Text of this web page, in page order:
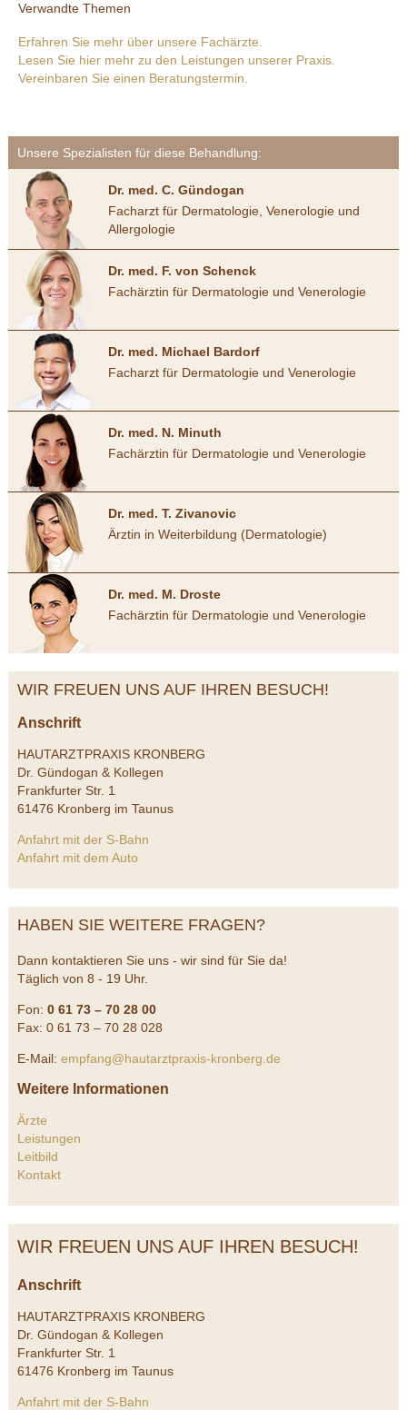
Verwandte Themen
Erfahren Sie mehr über unsere Fachärzte.
Lesen Sie hier mehr zu den Leistungen unserer Praxis.
Vereinbaren Sie einen Beratungstermin.
Unsere Spezialisten für diese Behandlung:
Dr. med. C. Gündogan
Facharzt für Dermatologie, Venerologie und
Allergologie
Dr. med. F. von Schenck
Fachärztin für Dermatologie und Venerologie
Dr. med. Michael Bardorf
Facharzt für Dermatologie und Venerologie
Dr. med. N. Minuth
Fachärztin für Dermatologie und Venerologie
Dr. med. T. Zivanovic
Ärztin in Weiterbildung (Dermatologie)
Dr. med. M. Droste
Fachärztin für Dermatologie und Venerologie
WIR FREUEN UNS AUF IHREN BESUCH!
Anschrift
HAUTARZTPRAXIS KRONBERG
Dr. Gündogan & Kollegen
Frankfurter Str. 1
61476 Kronberg im Taunus
Anfahrt mit der S-Bahn
Anfahrt mit dem Auto
HABEN SIE WEITERE FRAGEN?
Dann kontaktieren Sie uns - wir sind für Sie da!
Täglich von 8 - 19 Uhr.
Fon: 0 61 73 – 70 28 00
Fax: 0 61 73 – 70 28 028
E-Mail: empfang@hautarztpraxis-kronberg.de
Weitere Informationen
Ärzte
Leistungen
Leitbild
Kontakt
WIR FREUEN UNS AUF IHREN BESUCH!
Anschrift
HAUTARZTPRAXIS KRONBERG
Dr. Gündogan & Kollegen
Frankfurter Str. 1
61476 Kronberg im Taunus
Anfahrt mit der S-Bahn